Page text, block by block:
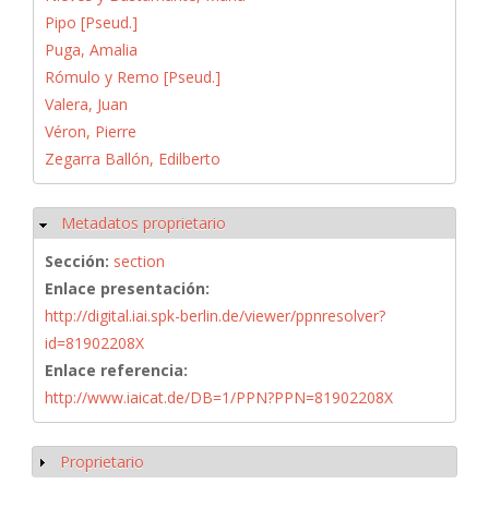
Pipo [Pseud.]
Puga, Amalia
Rómulo y Remo [Pseud.]
Valera, Juan
Véron, Pierre
Zegarra Ballón, Edilberto
Ocultar
Metadatos proprietario
Sección: section
Enlace presentación:
http://digital.iai.spk-berlin.de/viewer/ppnresolver?
id=81902208X
Enlace referencia:
http://www.iaicat.de/DB=1/PPN?PPN=81902208X
Mostrar
Proprietario